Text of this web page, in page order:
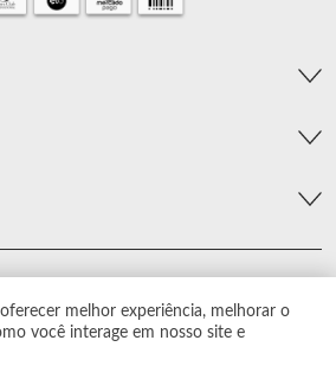
melhor experiência, melhorar o
você interage em nosso site e
Todos os direitos reservados.
Preços e estoque sujeito a alterações sem